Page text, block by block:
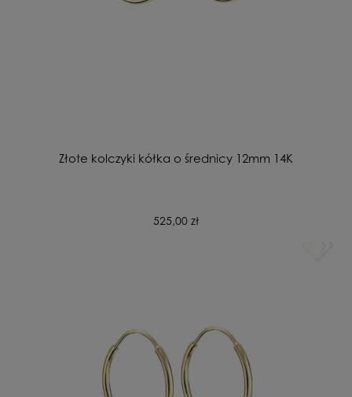
Złote kolczyki kółka o średnicy 12mm 14K
525,00 zł